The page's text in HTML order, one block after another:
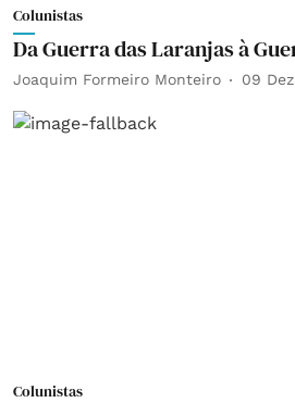
Colunistas
Da Guerra das Laranjas à
Joaquim Formeiro Monteiro 09
Colunistas